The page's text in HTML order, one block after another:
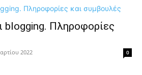
blogging. Πληροφορίες
2022 0